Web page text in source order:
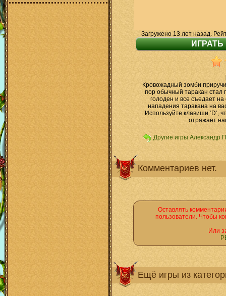
Загружено 13 лет назад.
Кровожадный зомби
пор обычный таракан стал
голоден и все съедает
нападения таракана на
Используйте клавиши ‘D’,
отражает
Другие игры Александр
Комментариев нет.
Оставлять
пользователи. Чтобы
Или
Ещё игры из